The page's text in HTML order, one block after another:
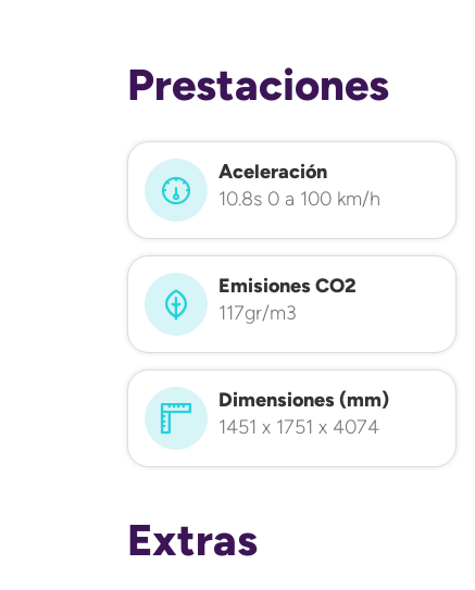
Prestaciones
Aceleración
10.8s 0 a 100 km/h
Emisiones CO2
117gr/m3
Dimensiones (mm)
1451 x 1751 x 4074
Extras